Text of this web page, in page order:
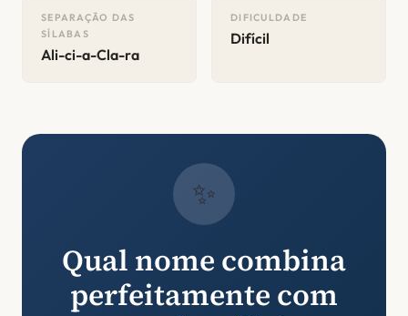
SEPARAÇÃO DAS
SÍLABAS
Ali-ci-a-Cla-ra
DIFICULDADE
Difícil
✨
Qual nome combina
perfeitamente com